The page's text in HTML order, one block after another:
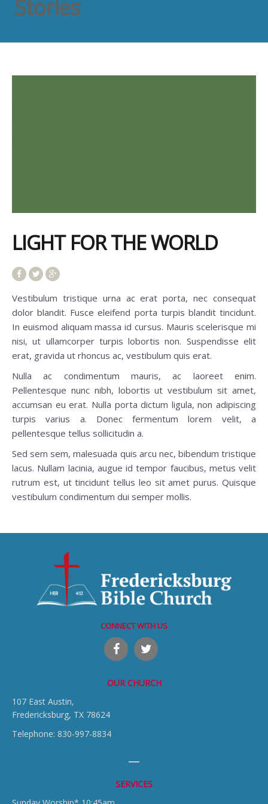
Stories
LIGHT FOR THE WORLD
Vestibulum tristique urna ac erat porta, nec consequat
dolor blandit. Fusce eleifend porta turpis blandit tincidunt.
In euismod aliquam massa id cursus. Mauris scelerisque mi
nisi, ut ullamcorper turpis lobortis non. Suspendisse elit
erat, gravida ut rhoncus ac, vestibulum quis erat.
Nulla ac condimentum mauris, ac laoreet enim.
Pellentesque nunc nibh, lobortis ut vestibulum sit amet,
accumsan eu erat. Nulla porta dictum ligula, non adipiscing
turpis varius a. Donec fermentum lorem velit, a
pellentesque tellus sollicitudin a.
Sed sem sem, malesuada quis arcu nec, bibendum tristique
lacus. Nullam lacinia, augue id tempor faucibus, metus velit
rutrum est, ut tincidunt tellus leo sit amet purus. Quisque
vestibulum condimentum dui semper mollis.
CONNECT WITH US
OUR CHURCH
107 East Austin,
Fredericksburg, TX 78624
Telephone: 830-997-8834
SERVICES